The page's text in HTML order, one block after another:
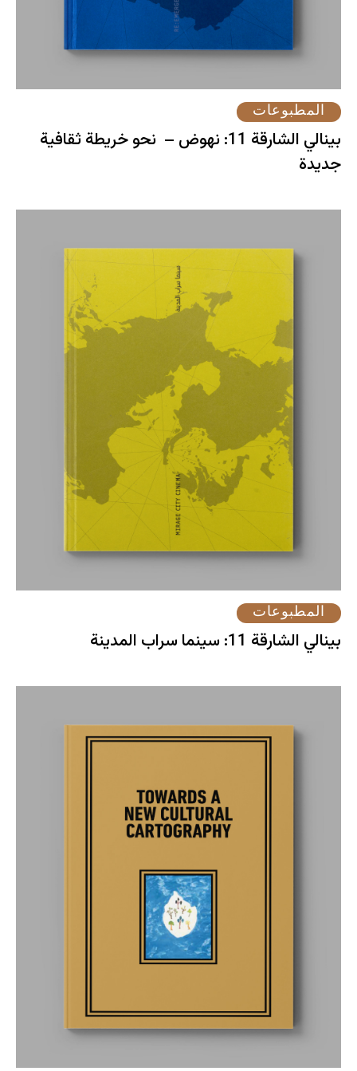
المطبوعات
بينالي الشارقة 11: نهوض – نحو خريطة ثقافية
جديدة
المطبوعات
بينالي الشارقة 11: سينما سراب المدينة